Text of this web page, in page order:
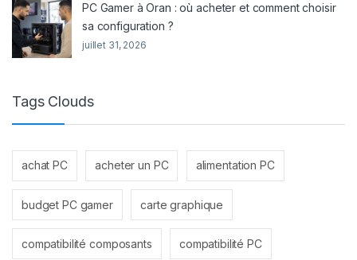
PC Gamer à Oran : où acheter et comment choisir
sa configuration ?
juillet 31, 2026
Tags Clouds
achat PC acheter un PC alimentation PC
budget PC gamer carte graphique
compatibilité composants compatibilité PC